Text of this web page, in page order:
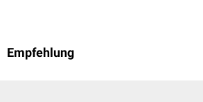
Empfehlung